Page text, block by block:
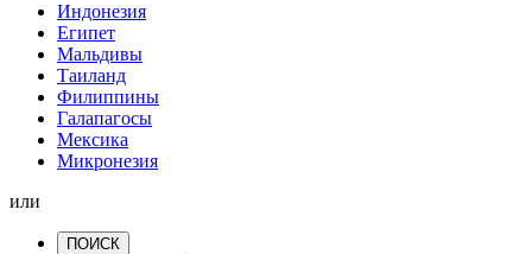
Индонезия
Египет
Мальдивы
Таиланд
Филиппины
Галапагосы
Мексика
Микронезия
или
ПОИСК